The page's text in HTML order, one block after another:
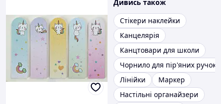
Дивись також
Стікери наклейки
Канцелярія
Канцтовари для школи
Чорнило для пір'яних ручок
Лінійки
Маркер
Настільні органайзери